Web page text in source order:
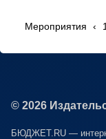
Мероприятия ‹
© 2026
БЮДЖЕТ.RU —